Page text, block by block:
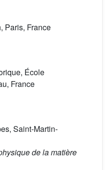
Paris, France
École
France
Saint-Martin-
de la matière